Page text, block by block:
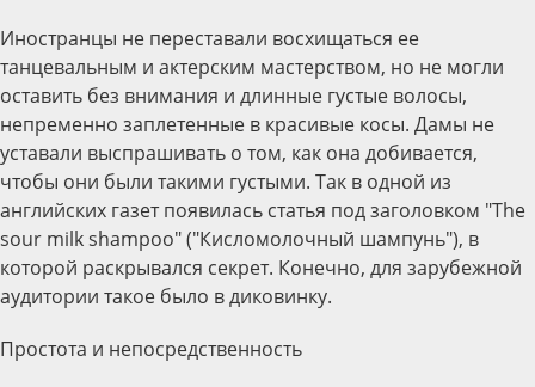
Иностранцы не переставали восхищаться ее
танцевальным и актер­ским мастерством, но не могли
оставить без внимания и длинные густые волосы,
непременно заплетенные в красивые косы. Дамы не
уставали выспрашивать о том, как она добивается,
чтобы они были такими густыми. Так в одной из
английских газет появилась статья под заголовком "The
sour milk shampoo" ("Кисломолочный шампунь"), в
которой раскрывался секрет. Конечно, для зарубежной
аудитории такое было в диковинку.
Простота и непосредственность